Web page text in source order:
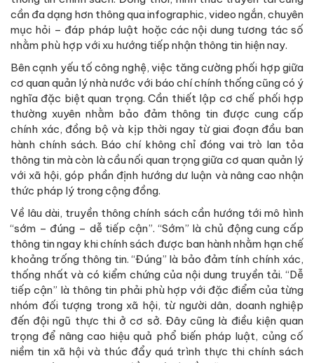
cần đa dạng hơn thông qua infographic, video ngắn, chuyên
mục hỏi – đáp pháp luật hoặc các nội dung tương tác số
nhằm phù hợp với xu hướng tiếp nhận thông tin hiện nay.
Bên cạnh yếu tố công nghệ, việc tăng cường phối hợp giữa
cơ quan quản lý nhà nước với báo chí chính thống cũng có ý
nghĩa đặc biệt quan trọng. Cần thiết lập cơ chế phối hợp
thường xuyên nhằm bảo đảm thông tin được cung cấp
chính xác, đồng bộ và kịp thời ngay từ giai đoạn đầu ban
hành chính sách. Báo chí không chỉ đóng vai trò lan tỏa
thông tin mà còn là cầu nối quan trọng giữa cơ quan quản lý
với xã hội, góp phần định hướng dư luận và nâng cao nhận
thức pháp lý trong cộng đồng.
Về lâu dài, truyền thông chính sách cần hướng tới mô hình
“sớm – đúng – dễ tiếp cận”. “Sớm” là chủ động cung cấp
thông tin ngay khi chính sách được ban hành nhằm hạn chế
khoảng trống thông tin. “Đúng” là bảo đảm tính chính xác,
thống nhất và có kiểm chứng của nội dung truyền tải. “Dễ
tiếp cận” là thông tin phải phù hợp với đặc điểm của từng
nhóm đối tượng trong xã hội, từ người dân, doanh nghiệp
đến đội ngũ thực thi ở cơ sở. Đây cũng là điều kiện quan
trọng để nâng cao hiệu quả phổ biến pháp luật, củng cố
niềm tin xã hội và thúc đẩy quá trình thực thi chính sách